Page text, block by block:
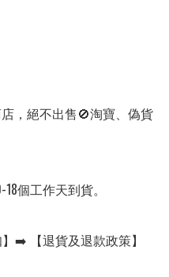
，絕不出售🚫淘寶、偽貨
個工作天到貨。
➡️ 【退貨及退款政策】